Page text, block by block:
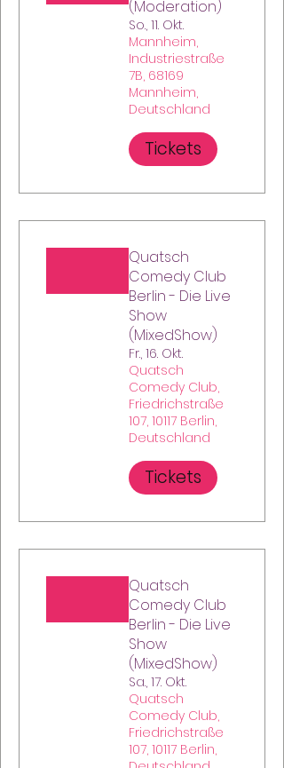
(Moderation)
So., 11. Okt.
Mannheim,
Industriestraße
7B, 68169
Mannheim,
Deutschland
Tickets
Quatsch
Comedy Club
Berlin - Die Live
Show
(MixedShow)
Fr., 16. Okt.
Quatsch
Comedy Club,
Friedrichstraße
107, 10117 Berlin,
Deutschland
Tickets
Quatsch
Comedy Club
Berlin - Die Live
Show
(MixedShow)
Sa., 17. Okt.
Quatsch
Comedy Club,
Friedrichstraße
107, 10117 Berlin,